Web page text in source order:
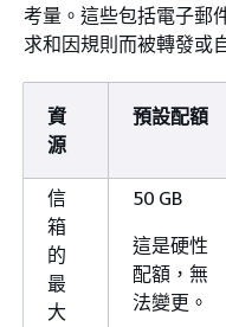
考量。這些包括電子郵
求和因規則而被轉發或
資
源
預設配額
信
箱
的
最
大
50 GB
這是硬性
配額，無
法變更。